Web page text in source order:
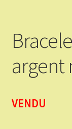
argent
VENDU